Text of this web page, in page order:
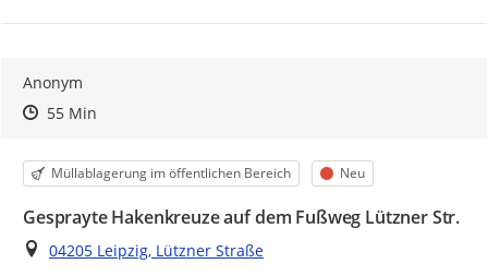
Anonym
Zeitpunkt des Erstellens
Zeitpunkt des Erstellens
55 MinZur Äußerung
Kategorie
Müllablagerung im öffentlichen Bereich Status
Neu
Gesprayte Hakenkreuze auf dem Fußweg Lützner Str.
Ort
04205 Leipzig, Lützner Straße